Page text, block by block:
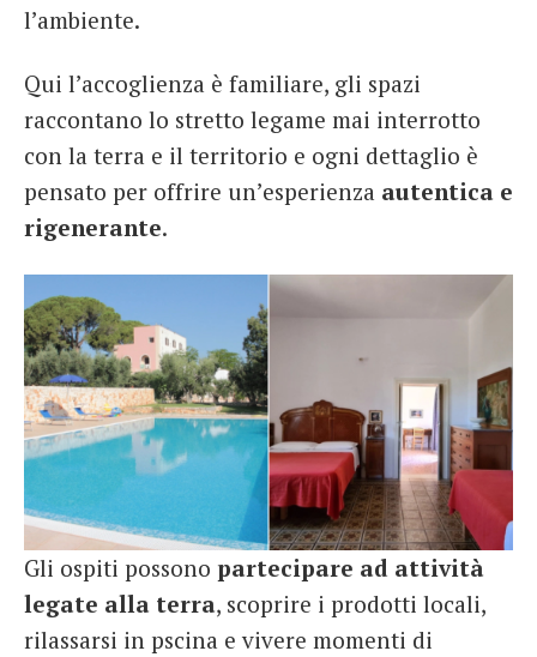
l’ambiente.
Qui l’accoglienza è familiare, gli spazi
raccontano lo stretto legame mai interrotto
con la terra e il territorio e ogni dettaglio è
pensato per offrire un’esperienza autentica e
rigenerante.
Gli ospiti possono partecipare ad attività
legate alla terra, scoprire i prodotti locali,
rilassarsi in pscina e vivere momenti di